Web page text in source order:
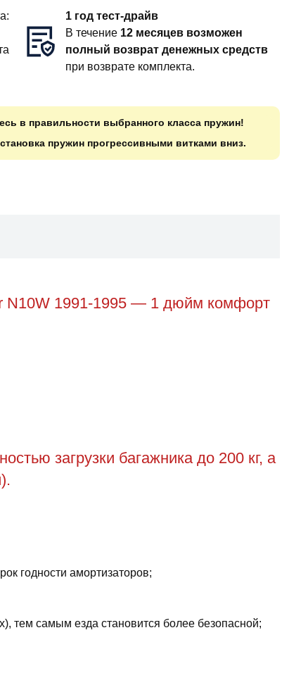
1 год тест-драйв
В течение 12 месяцев возможен
полный возврат денежных средств
при возврате комплекта.
в правильности выбранного класса пружин!
пружин прогрессивными витками вниз.
N10W 1991-1995 — 1 дюйм комфорт
загрузки багажника до 200 кг, а
годности амортизаторов;
тем самым езда становится более безопасной;